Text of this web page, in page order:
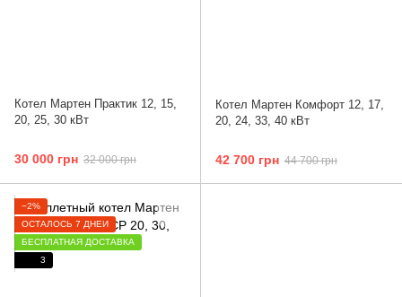
Котел Мартен Практик 12, 15,
20, 25, 30 кВт
30 000 грн 32 000 грн
Котел Мартен Комфорт 12, 17,
20, 24, 33, 40 кВт
42 700 грн 44 700 грн
−2%
ОСТАЛОСЬ 7 ДНЕЙ
БЕСПЛАТНАЯ ДОСТАВКА
3